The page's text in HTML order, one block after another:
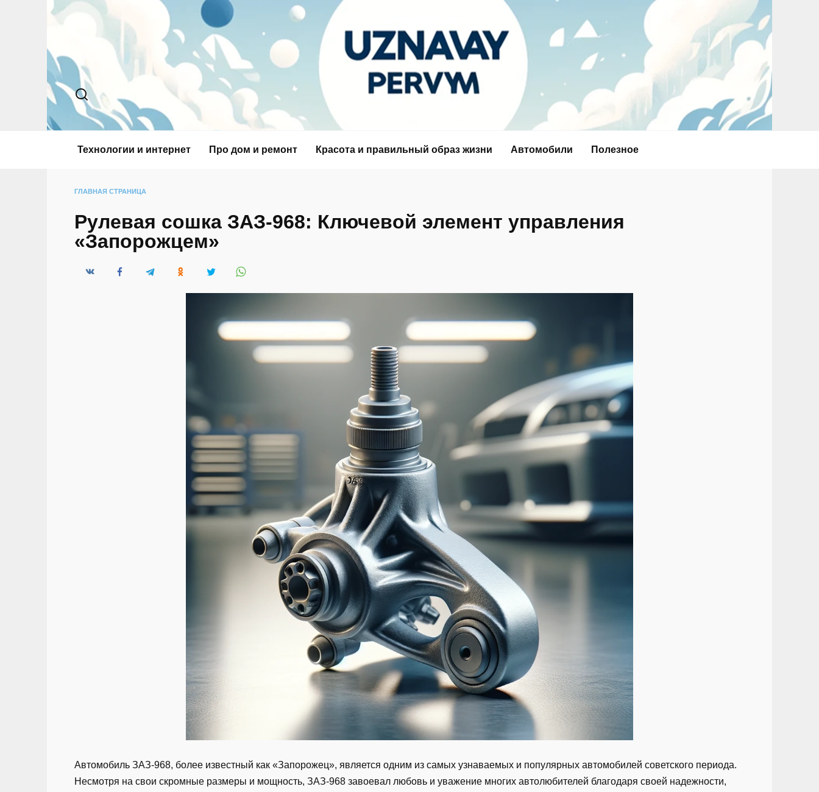
Технологии и интернет Про дом и ремонт Красота и правильный образ жизни Автомобили Полезное
ГЛАВНАЯ СТРАНИЦА
Рулевая сошка ЗАЗ-968: Ключевой элемент управления
«Запорожцем»
Автомобиль ЗАЗ-968, более известный как «Запорожец», является одним из самых узнаваемых и популярных автомобилей советского периода.
Несмотря на свои скромные размеры и мощность, ЗАЗ-968 завоевал любовь и уважение многих автолюбителей благодаря своей надежности,